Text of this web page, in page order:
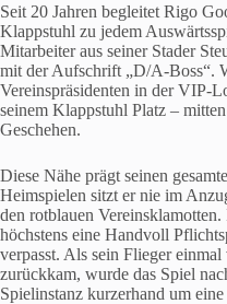
Seit 20 Jahren begleitet Rigo
Klappstuhl zu jedem
Mitarbeiter aus seiner Stader
mit der Aufschrift „D/A-Boss“.
Vereinspräsidenten in der VIP-
seinem Klappstuhl Platz –
Geschehen.
Diese Nähe prägt seinen
Heimspielen sitzt er nie im
den rotblauen
höchstens eine Handvoll
verpasst. Als sein Flieger
zurückkam, wurde das Spiel
Spielinstanz kurzerhand um